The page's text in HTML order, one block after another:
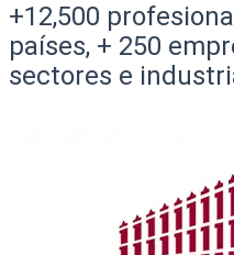
+12,500
países, + 250
sectores e